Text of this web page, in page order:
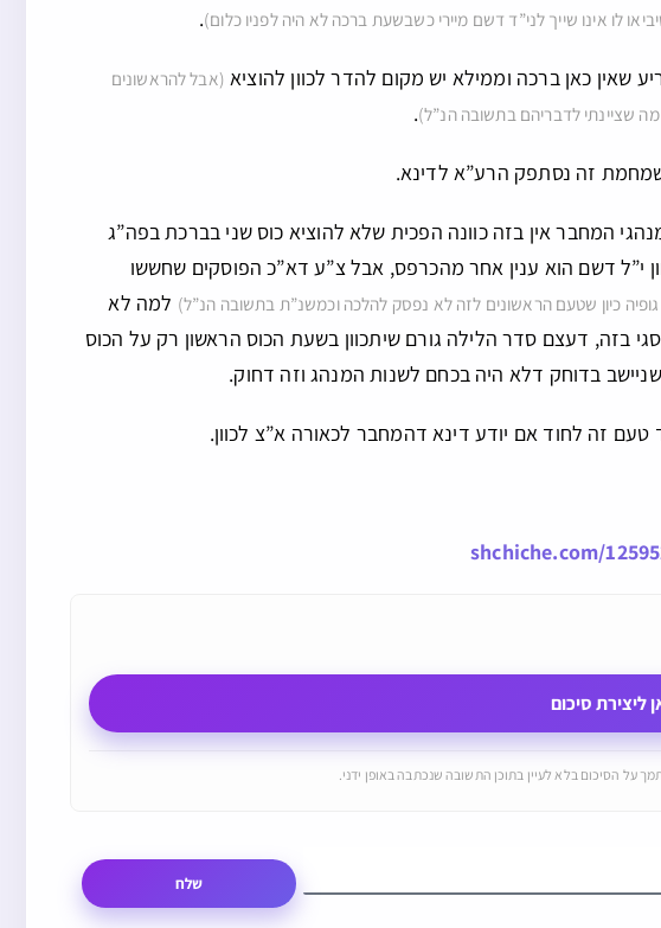
לו אינו שייך לני”ד דשם מיירי כשבשעת ברכה לא היה לפניו כלום).
כאן ברכה וממילא יש מקום להדר לכוון להוציא (אבל להראשונים
שציינתי לדבריהם בתשובה הנ”ל).
זה נסתפק הרע”א לדינא.
המחבר אין בזה כוונה הפכית שלא להוציא כוס שני בברכת בפה”ג
י”ל דשם הוא ענין אחר מהכרפס, אבל צ”ע דא”כ הפוסקים שחששו
כיון שטעם הראשונים לזה לא נפסק להלכה וכמשנ”ת בתשובה הנ”ל) למה לא
בזה, דעצם סדר הלילה גורם שיתכוון בשעת הכוס הראשון רק על הכוס
בדוחק דלא היה בכחם לשנות המנהג וזה דחוק.
זה לחוד אם יודע דינא דהמחבר לכאורה א”צ לכוון.
shchiche.com/
ליצירת סיכום
על הסיכום בלא לעיין בתוכן התשובה שנכתבה באופן ידני.
שלח